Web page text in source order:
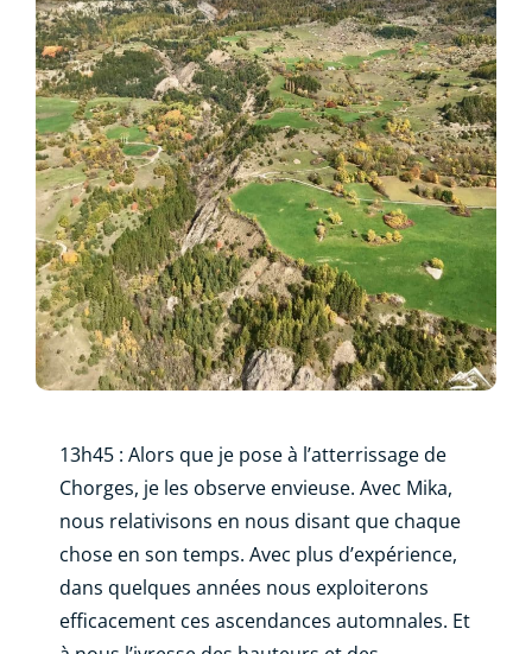
13h45 : Alors que je pose à l’atterrissage de
Chorges, je les observe envieuse. Avec Mika,
nous relativisons en nous disant que chaque
chose en son temps. Avec plus d’expérience,
dans quelques années nous exploiterons
efficacement ces ascendances automnales. Et